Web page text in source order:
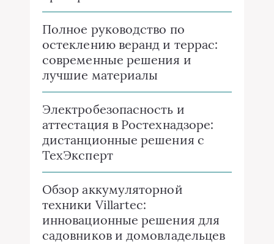
Полное руководство по
остеклению веранд и террас:
современные решения и
лучшие материалы
Электробезопасность и
аттестация в Ростехнадзоре:
дистанционные решения с
ТехЭксперт
Обзор аккумуляторной
техники Villartec:
инновационные решения для
садовников и домовладельцев